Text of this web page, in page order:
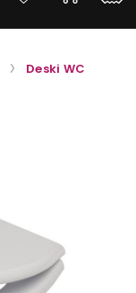
Deski WC